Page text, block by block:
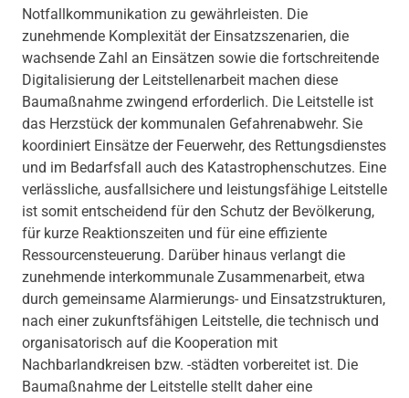
Notfallkommunikation zu gewährleisten. Die
zunehmende Komplexität der Einsatzszenarien, die
wachsende Zahl an Einsätzen sowie die fortschreitende
Digitalisierung der Leitstellenarbeit machen diese
Baumaßnahme zwingend erforderlich. Die Leitstelle ist
das Herzstück der kommunalen Gefahrenabwehr. Sie
koordiniert Einsätze der Feuerwehr, des Rettungsdienstes
und im Bedarfsfall auch des Katastrophenschutzes. Eine
verlässliche, ausfallsichere und leistungsfähige Leitstelle
ist somit entscheidend für den Schutz der Bevölkerung,
für kurze Reaktionszeiten und für eine effiziente
Ressourcensteuerung. Darüber hinaus verlangt die
zunehmende interkommunale Zusammenarbeit, etwa
durch gemeinsame Alarmierungs- und Einsatzstrukturen,
nach einer zukunftsfähigen Leitstelle, die technisch und
organisatorisch auf die Kooperation mit
Nachbarlandkreisen bzw. -städten vorbereitet ist. Die
Baumaßnahme der Leitstelle stellt daher eine